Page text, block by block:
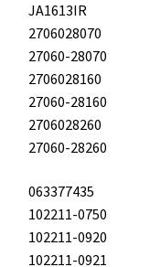
JA1613IR
2706028070
27060-28070
2706028160
27060-28160
2706028260
27060-28260
063377435
102211-0750
102211-0920
102211-0921